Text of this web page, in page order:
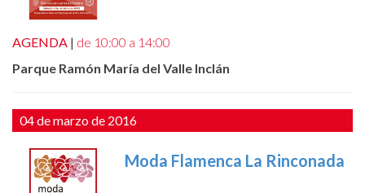
AGENDA | de 10:00 a 14:00
Parque Ramón María del Valle Inclán
04 de marzo de 2016
Moda Flamenca La Rinconada
Política de Cookies